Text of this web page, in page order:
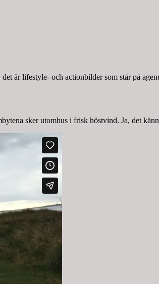
är lifestyle- och actionbilder som står på
sker utomhus i frisk höstvind. Ja, det